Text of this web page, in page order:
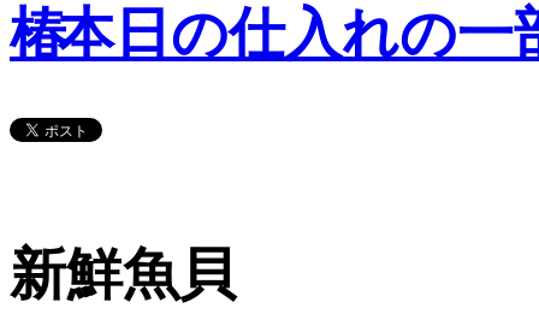
本日の仕入れの一
新鮮魚貝